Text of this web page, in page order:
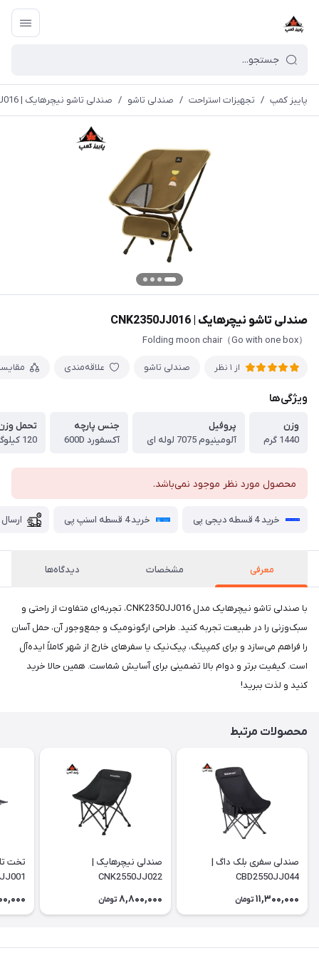
پاییز کمپ / تجهیزات استراحت / صندلی تاشو / صندلی تاشو نیچرهایک | CNK2350JJ016
صندلی تاشو نیچرهایک | CNK2350JJ016
（Go with one box）Folding moon chair
از 1 نظر صندلی تاشو علاقه‌مندی
ویژگی‌ها
وزن
1440 گرم
پروفیل
آلومینیوم 7075 لوله ای
جنس پارچه
آکسفورد 600D
تحمل
120 کیلوگرم
محصول مورد نظر موجود نمی‌باشد.
خرید 4 قسطه دیجی پی خرید 4 قسطه اسنپ پی
معرفی مشخصات دیدگاه‌ها
با صندلی تاشو نیچرهایک مدل CNK2350JJ016، تجربه‌ای متفاوت از راحتی و
سبک‌وزنی را در طبیعت تجربه کنید. طراحی ارگونومیک و جمع‌وجور آن، حمل آسان
را فراهم می‌سازد و برای کمپینگ، پیک‌نیک یا سفرهای خارج از شهر کاملاً ایده‌آل
است. کیفیت برتر و دوام بالا تضمینی برای آسایش شماست. همین حالا خرید
کنید و لذت ببرید!
محصولات مرتبط
صندلی سفری بلک داگ |
CBD2550JJ044
11,300,000 تومان
صندلی نیچرهایک |
CNK2550JJ022
8,800,000 تومان
تخت